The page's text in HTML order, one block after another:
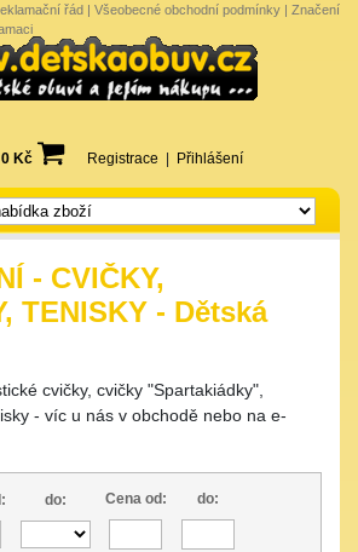
řád | Všeobecné obchodní podmínky | Značení
0 Kč Registrace Přihlášení
- CVIČKY,
TENISKY - Dětská
cvičky, cvičky "Spartakiádky",
- víc u nás v obchodě nebo na e-
do: Cena od: do: